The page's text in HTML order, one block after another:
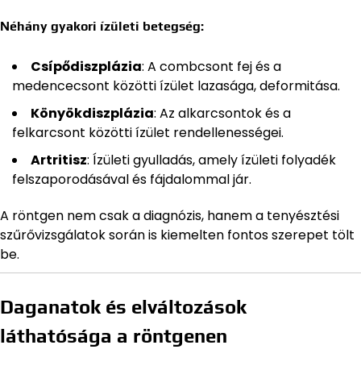
Néhány gyakori ízületi betegség:
Csípődiszplázia: A combcsont fej és a
medencecsont közötti ízület lazasága, deformitása.
Könyökdiszplázia: Az alkarcsontok és a
felkarcsont közötti ízület rendellenességei.
Artritisz: Ízületi gyulladás, amely ízületi folyadék
felszaporodásával és fájdalommal jár.
A röntgen nem csak a diagnózis, hanem a tenyésztési
szűrővizsgálatok során is kiemelten fontos szerepet tölt
be.
Daganatok és elváltozások
láthatósága a röntgenen